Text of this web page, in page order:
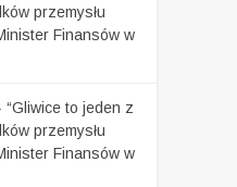
przemysłu
Finansów w
“Gliwice to jeden z
przemysłu
Finansów w